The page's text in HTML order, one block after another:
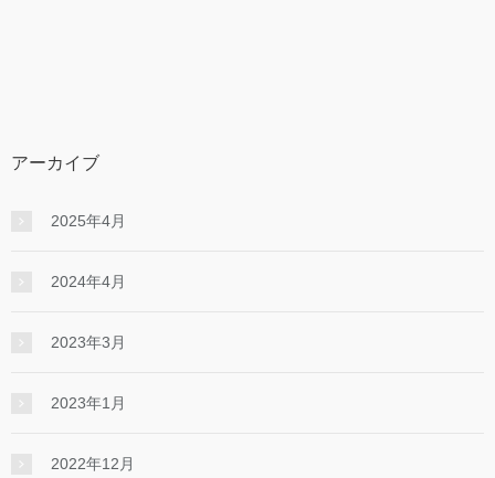
アーカイブ
2025年4月
2024年4月
2023年3月
2023年1月
2022年12月